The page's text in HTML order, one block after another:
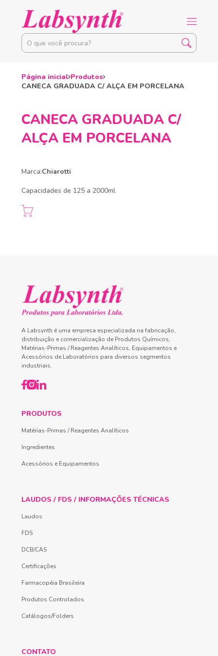
Página inicial Produtos
CANECA GRADUADA C/ ALÇA EM PORCELANA
CANECA GRADUADA C/
ALÇA EM PORCELANA
Marca:Chiarotti
Capacidades de 125 a 2000ml
A Labsynth é uma empresa especializada na fabricação,
distribuição e comercialização de Produtos Químicos,
Matérias-Primas / Reagentes Analíticos, Equipamentos e
Acessórios de Laboratórios para diversos segmentos
industriais.
PRODUTOS
Matérias-Primas / Reagentes Analíticos
Ingredientes
Acessórios e Equipamentos
LAUDOS / FDS / INFORMAÇÕES TÉCNICAS
Laudos
FDS
DCB/CAS
Certificações
Farmacopéia Brasileira
Produtos Controlados
Catálogos/Folders
CONTATO